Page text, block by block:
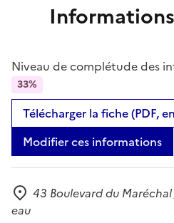
Niveau de complétude des
33%
Télécharger la fiche (PDF,
Modifier ces informations
Adresse
43 Boulevard du
eau